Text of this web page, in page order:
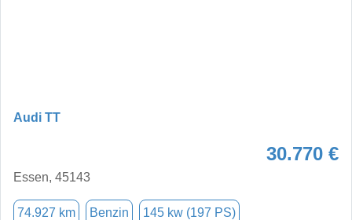
Audi TT
30.770 €
Essen, 45143
74.927 km Benzin 145 kw (197 PS)